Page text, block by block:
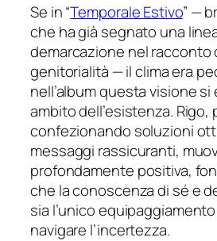
Se in “Temporale Estivo” —
che ha già segnato una
demarcazione nel racconto
genitorialità — il clima era
nell’album questa visione
ambito dell’esistenza. Rigo,
confezionando soluzioni
messaggi rassicuranti,
profondamente positiva,
che la conoscenza di sé e
sia l’unico
navigare l’incertezza.